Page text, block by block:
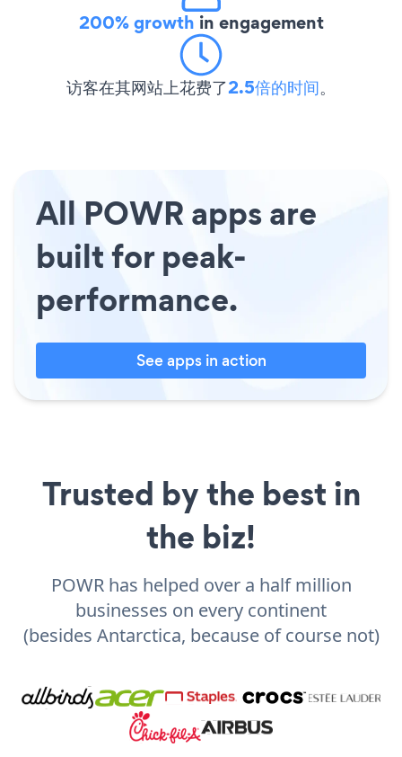
200% growth in engagement
访客在其网站上花费了2.5倍的时间。
All POWR apps are
built for peak-
performance.
See apps in action
Trusted by the best in
the biz!
POWR has helped over a half million
businesses on every continent
(besides Antarctica, because of course not)